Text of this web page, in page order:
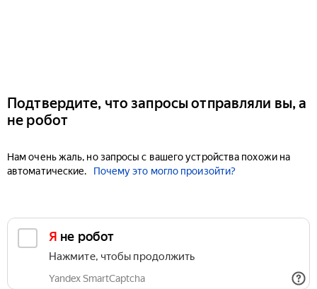
Подтвердите, что запросы отправляли вы, а
не робот
Нам очень жаль, но запросы с вашего устройства похожи на
автоматические.
Почему это могло произойти?
Я не робот
Нажмите, чтобы продолжить
Yandex SmartCaptcha